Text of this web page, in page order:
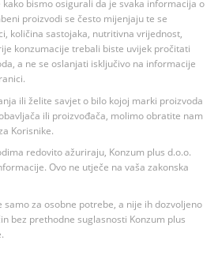
kako bismo osigurali da je svaka informacija o
proizvodi se često mijenjaju te se
količina sastojaka, nutritivna vrijednost,
konzumacije trebali biste uvijek pročitati
a ne se oslanjati isključivo na informacije
ili želite savjet o bilo kojoj marki proizvoda
ili proizvođača, molimo obratite nam
Korisnike.
redovito ažuriraju, Konzum plus d.o.o.
Ovo ne utječe na vaša zakonska
za osobne potrebe, a nije ih dozvoljeno
bez prethodne suglasnosti Konzum plus